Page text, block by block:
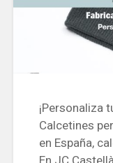
¡Personaliza
Calcetines
en España,